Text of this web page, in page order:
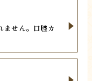
ません。口腔カ